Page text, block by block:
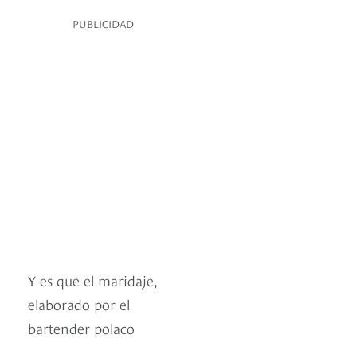
PUBLICIDAD
Y es que el maridaje,
elaborado por el
bartender polaco